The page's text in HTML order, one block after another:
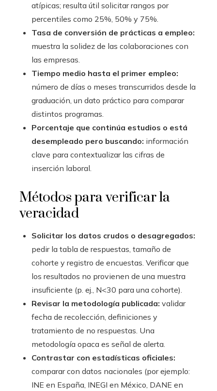
atípicas; resulta útil solicitar rangos por
percentiles como 25%, 50% y 75%.
Tasa de conversión de prácticas a empleo:
muestra la solidez de las colaboraciones con
las empresas.
Tiempo medio hasta el primer empleo:
número de días o meses transcurridos desde la
graduación, un dato práctico para comparar
distintos programas.
Porcentaje que continúa estudios o está
desempleado pero buscando: información
clave para contextualizar las cifras de
inserción laboral.
Métodos para verificar la
veracidad
Solicitar los datos crudos o desagregados:
pedir la tabla de respuestas, tamaño de
cohorte y registro de encuestas. Verificar que
los resultados no provienen de una muestra
insuficiente (p. ej., N<30 para una cohorte).
Revisar la metodología publicada: validar
fecha de recolección, definiciones y
tratamiento de no respuestas. Una
metodología opaca es señal de alerta.
Contrastar con estadísticas oficiales:
comparar con datos nacionales (por ejemplo:
INE en España, INEGI en México, DANE en